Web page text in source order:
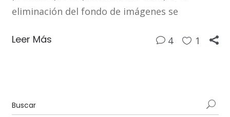
eliminación del fondo de imágenes se
Leer Más 4 1